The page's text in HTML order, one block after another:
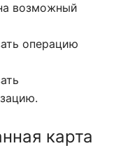
возможный
операцию
карта